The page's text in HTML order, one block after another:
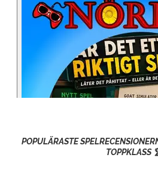
POPULÄRASTE
TOPPKLASS